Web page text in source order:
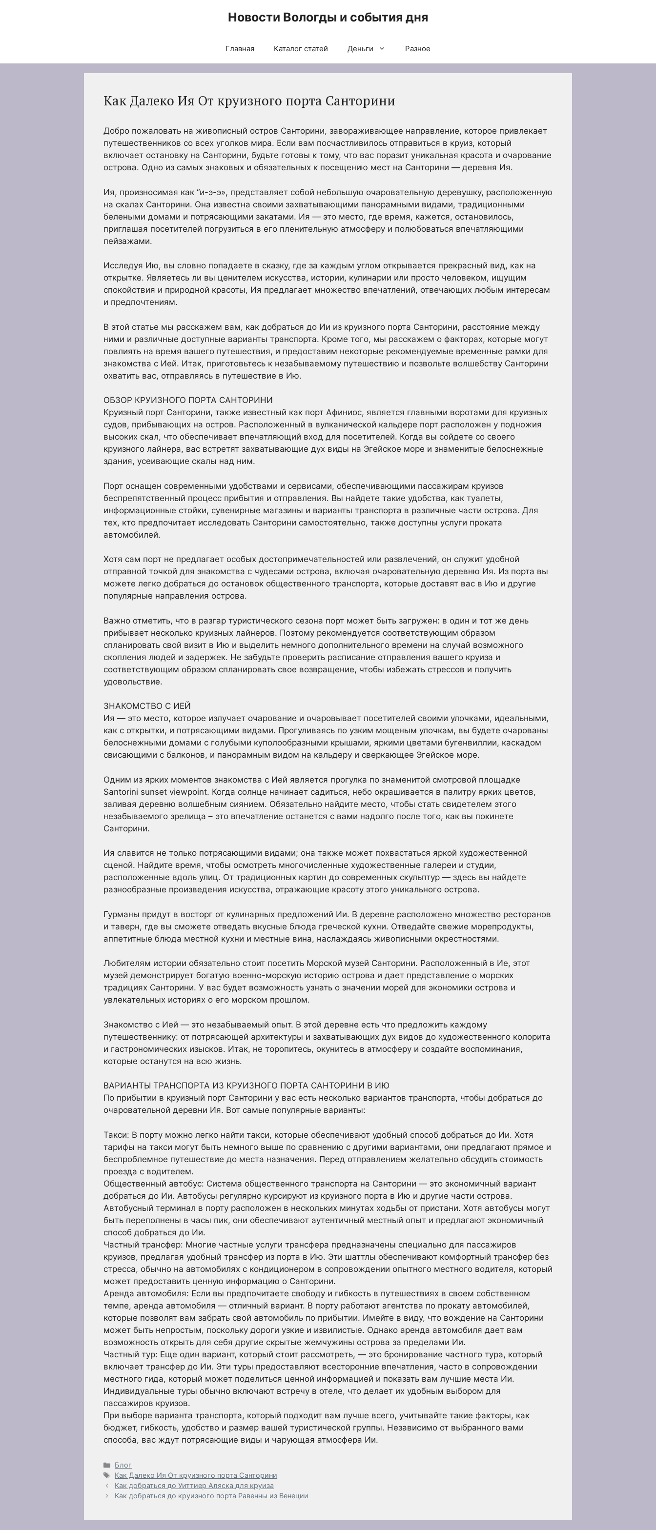
Новости Вологды и события дня
Главная Каталог статей Деньги Разное
Как Далеко Ия От круизного порта Санторини
Добро пожаловать на живописный остров Санторини, завораживающее направление, которое привлекает
путешественников со всех уголков мира. Если вам посчастливилось отправиться в круиз, который
включает остановку на Санторини, будьте готовы к тому, что вас поразит уникальная красота и очарование
острова. Одно из самых знаковых и обязательных к посещению мест на Санторини — деревня Ия.
Ия, произносимая как “и-э-э», представляет собой небольшую очаровательную деревушку, расположенную
на скалах Санторини. Она известна своими захватывающими панорамными видами, традиционными
белеными домами и потрясающими закатами. Ия — это место, где время, кажется, остановилось,
приглашая посетителей погрузиться в его пленительную атмосферу и полюбоваться впечатляющими
пейзажами.
Исследуя Ию, вы словно попадаете в сказку, где за каждым углом открывается прекрасный вид, как на
открытке. Являетесь ли вы ценителем искусства, истории, кулинарии или просто человеком, ищущим
спокойствия и природной красоты, Ия предлагает множество впечатлений, отвечающих любым интересам
и предпочтениям.
В этой статье мы расскажем вам, как добраться до Ии из круизного порта Санторини, расстояние между
ними и различные доступные варианты транспорта. Кроме того, мы расскажем о факторах, которые могут
повлиять на время вашего путешествия, и предоставим некоторые рекомендуемые временные рамки для
знакомства с Ией. Итак, приготовьтесь к незабываемому путешествию и позвольте волшебству Санторини
охватить вас, отправляясь в путешествие в Ию.
ОБЗОР КРУИЗНОГО ПОРТА САНТОРИНИ
Круизный порт Санторини, также известный как порт Афиниос, является главными воротами для круизных
судов, прибывающих на остров. Расположенный в вулканической кальдере порт расположен у подножия
высоких скал, что обеспечивает впечатляющий вход для посетителей. Когда вы сойдете со своего
круизного лайнера, вас встретят захватывающие дух виды на Эгейское море и знаменитые белоснежные
здания, усеивающие скалы над ним.
Порт оснащен современными удобствами и сервисами, обеспечивающими пассажирам круизов
беспрепятственный процесс прибытия и отправления. Вы найдете такие удобства, как туалеты,
информационные стойки, сувенирные магазины и варианты транспорта в различные части острова. Для
тех, кто предпочитает исследовать Санторини самостоятельно, также доступны услуги проката
автомобилей.
Хотя сам порт не предлагает особых достопримечательностей или развлечений, он служит удобной
отправной точкой для знакомства с чудесами острова, включая очаровательную деревню Ия. Из порта вы
можете легко добраться до остановок общественного транспорта, которые доставят вас в Ию и другие
популярные направления острова.
Важно отметить, что в разгар туристического сезона порт может быть загружен: в один и тот же день
прибывает несколько круизных лайнеров. Поэтому рекомендуется соответствующим образом
спланировать свой визит в Ию и выделить немного дополнительного времени на случай возможного
скопления людей и задержек. Не забудьте проверить расписание отправления вашего круиза и
соответствующим образом спланировать свое возвращение, чтобы избежать стрессов и получить
удовольствие.
ЗНАКОМСТВО С ИЕЙ
Ия — это место, которое излучает очарование и очаровывает посетителей своими улочками, идеальными,
как с открытки, и потрясающими видами. Прогуливаясь по узким мощеным улочкам, вы будете очарованы
белоснежными домами с голубыми куполообразными крышами, яркими цветами бугенвиллии, каскадом
свисающими с балконов, и панорамным видом на кальдеру и сверкающее Эгейское море.
Одним из ярких моментов знакомства с Ией является прогулка по знаменитой смотровой площадке
Santorini sunset viewpoint. Когда солнце начинает садиться, небо окрашивается в палитру ярких цветов,
заливая деревню волшебным сиянием. Обязательно найдите место, чтобы стать свидетелем этого
незабываемого зрелища – это впечатление останется с вами надолго после того, как вы покинете
Санторини.
Ия славится не только потрясающими видами; она также может похвастаться яркой художественной
сценой. Найдите время, чтобы осмотреть многочисленные художественные галереи и студии,
расположенные вдоль улиц. От традиционных картин до современных скульптур — здесь вы найдете
разнообразные произведения искусства, отражающие красоту этого уникального острова.
Гурманы придут в восторг от кулинарных предложений Ии. В деревне расположено множество ресторанов
и таверн, где вы сможете отведать вкусные блюда греческой кухни. Отведайте свежие морепродукты,
аппетитные блюда местной кухни и местные вина, наслаждаясь живописными окрестностями.
Любителям истории обязательно стоит посетить Морской музей Санторини. Расположенный в Ие, этот
музей демонстрирует богатую военно-морскую историю острова и дает представление о морских
традициях Санторини. У вас будет возможность узнать о значении морей для экономики острова и
увлекательных историях о его морском прошлом.
Знакомство с Ией — это незабываемый опыт. В этой деревне есть что предложить каждому
путешественнику: от потрясающей архитектуры и захватывающих дух видов до художественного колорита
и гастрономических изысков. Итак, не торопитесь, окунитесь в атмосферу и создайте воспоминания,
которые останутся на всю жизнь.
ВАРИАНТЫ ТРАНСПОРТА ИЗ КРУИЗНОГО ПОРТА САНТОРИНИ В ИЮ
По прибытии в круизный порт Санторини у вас есть несколько вариантов транспорта, чтобы добраться до
очаровательной деревни Ия. Вот самые популярные варианты:
Такси: В порту можно легко найти такси, которые обеспечивают удобный способ добраться до Ии. Хотя
тарифы на такси могут быть немного выше по сравнению с другими вариантами, они предлагают прямое и
беспроблемное путешествие до места назначения. Перед отправлением желательно обсудить стоимость
проезда с водителем.
Общественный автобус: Система общественного транспорта на Санторини — это экономичный вариант
добраться до Ии. Автобусы регулярно курсируют из круизного порта в Ию и другие части острова.
Автобусный терминал в порту расположен в нескольких минутах ходьбы от пристани. Хотя автобусы могут
быть переполнены в часы пик, они обеспечивают аутентичный местный опыт и предлагают экономичный
способ добраться до Ии.
Частный трансфер: Многие частные услуги трансфера предназначены специально для пассажиров
круизов, предлагая удобный трансфер из порта в Ию. Эти шаттлы обеспечивают комфортный трансфер без
стресса, обычно на автомобилях с кондиционером в сопровождении опытного местного водителя, который
может предоставить ценную информацию о Санторини.
Аренда автомобиля: Если вы предпочитаете свободу и гибкость в путешествиях в своем собственном
темпе, аренда автомобиля — отличный вариант. В порту работают агентства по прокату автомобилей,
которые позволят вам забрать свой автомобиль по прибытии. Имейте в виду, что вождение на Санторини
может быть непростым, поскольку дороги узкие и извилистые. Однако аренда автомобиля дает вам
возможность открыть для себя другие скрытые жемчужины острова за пределами Ии.
Частный тур: Еще один вариант, который стоит рассмотреть, — это бронирование частного тура, который
включает трансфер до Ии. Эти туры предоставляют всесторонние впечатления, часто в сопровождении
местного гида, который может поделиться ценной информацией и показать вам лучшие места Ии.
Индивидуальные туры обычно включают встречу в отеле, что делает их удобным выбором для
пассажиров круизов.
При выборе варианта транспорта, который подходит вам лучше всего, учитывайте такие факторы, как
бюджет, гибкость, удобство и размер вашей туристической группы. Независимо от выбранного вами
способа, вас ждут потрясающие виды и чарующая атмосфера Ии.
Рубрики
Блог
Метки
Как Далеко Ия От круизного порта Санторини
Как добраться до Уиттиер Аляска для круиза
Как добраться до круизного порта Равенны из Венеции